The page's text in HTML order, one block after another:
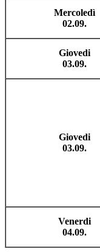
Mercoledì
02.09.
Giovedi
03.09.
Giovedi
03.09.
Venerdi
04.09.